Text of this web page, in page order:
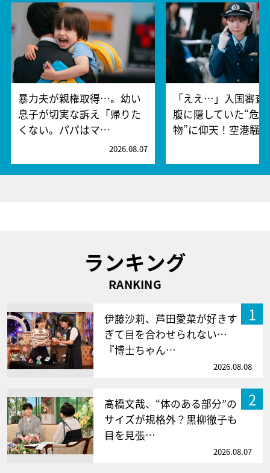
暴力夫が親権取得…。幼い
息子が切実な訴え「帰りた
くない。パパはマ…
2026.08.07
「ええ…」入国審査
腹に隠していた“危
物”に仰天！空港騒
ランキング
RANKING
1
伊藤沙莉、芦田愛菜が好きす
ぎて目を合わせられない…
『博士ちゃん…
2026.08.08
2
高橋文哉、“体のある部分”の
サイズが規格外？黒柳徹子も
目を見張…
2026.08.07